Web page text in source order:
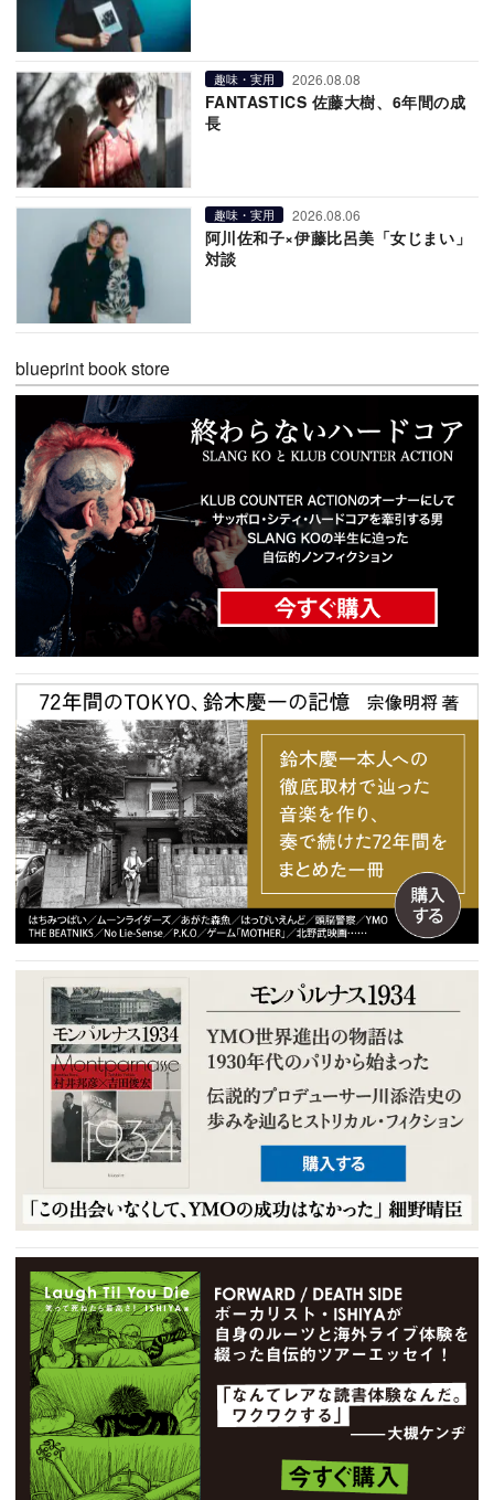
趣味・実用 2026.08.08
FANTASTICS 佐藤大樹、6年間の成
長
趣味・実用 2026.08.06
阿川佐和子×伊藤比呂美「女じまい」
対談
blueprint book store